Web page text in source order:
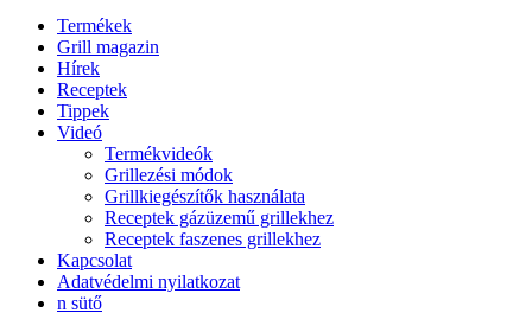
Termékek
Grill magazin
Hírek
Receptek
Tippek
Videó
Termékvideók
Grillezési módok
Grillkiegészítők használata
Receptek gázüzemű grillekhez
Receptek faszenes grillekhez
Kapcsolat
Adatvédelmi nyilatkozat
n sütő